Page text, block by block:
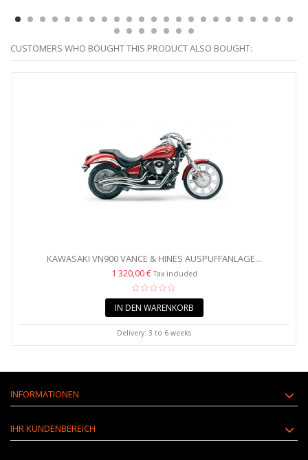
CUSTOMERS WHO BOUGHT THIS PRODUCT ALSO BOUGHT:
KAWASAKI VN900 VANCE & HINES AUSPUFFANLAGE...
1 320,00 € Tax included
IN DEN WARENKORB
Delivery: 3 to 6 weeks
INFORMATIONEN
IHR KUNDENBEREICH